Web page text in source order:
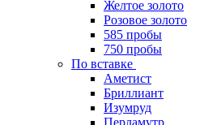
Желтое золото
Розовое золото
585 пробы
750 пробы
По вставке
Аметист
Бриллиант
Изумруд
Перламутр